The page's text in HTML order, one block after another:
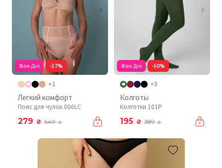
Фан Дні -57%
+1
Легкий комфорт
Пояс для чулок 006LC
279 ₴ 649₴
Фан Дні -50%
+3
Колготы
Колготки 101P
195 ₴ 389₴